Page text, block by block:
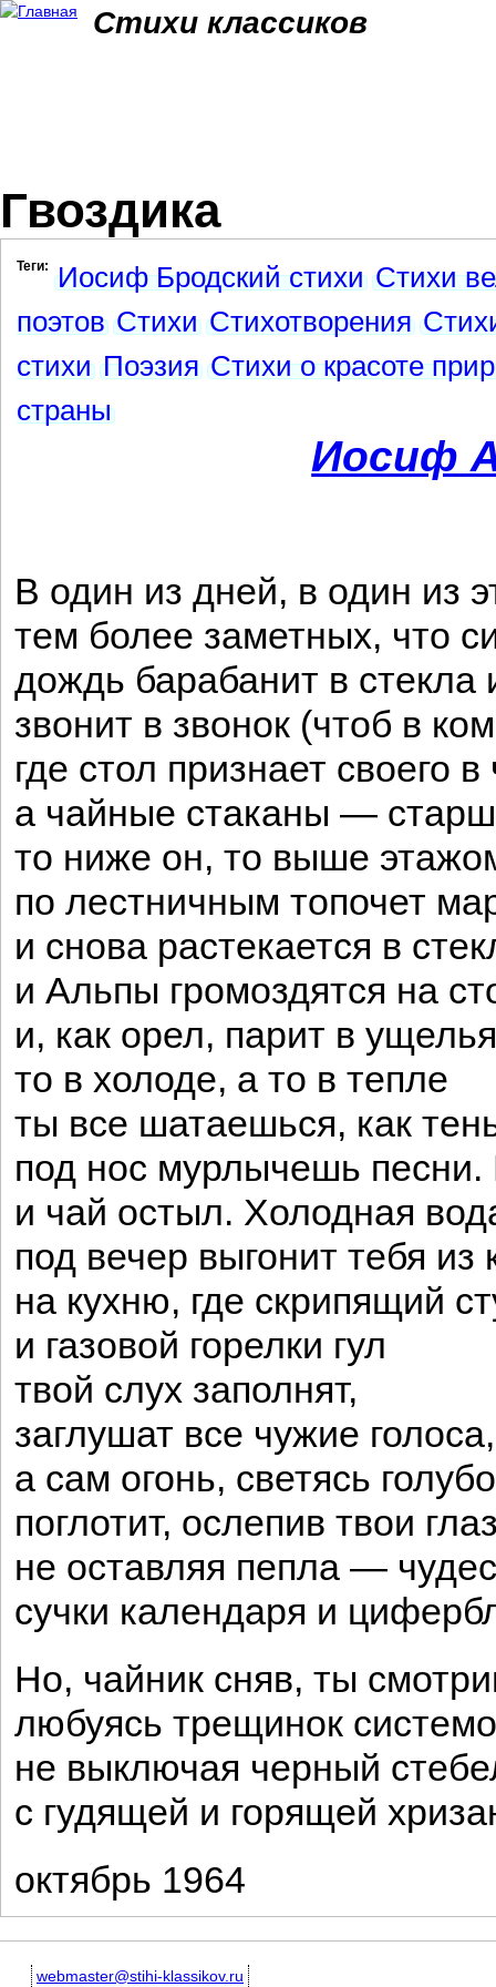
Стихи классиков
Гвоздика
Теги: Иосиф Бродский стихи Стихи
поэтов Стихи Стихотворения
стихи Поэзия Стихи о красоте
страны
Иосиф
В один из дней, в один из
тем более заметных, что
дождь барабанит в стекла
звонит в звонок (чтоб в
где стол признает своего
а чайные стаканы —
то ниже он, то выше
по лестничным топочет
и снова растекается в
и Альпы громоздятся на
и, как орел, парит в
то в холоде, а то в тепле
ты все шатаешься, как
под нос мурлычешь песни.
и чай остыл. Холодная
под вечер выгонит тебя из
на кухню, где скрипящий
и газовой горелки гул
твой слух заполнят,
заглушат все чужие голоса,
а сам огонь, светясь
поглотит, ослепив твои
не оставляя пепла —
сучки календаря и
Но, чайник сняв, ты
любуясь трещинок
не выключая черный
с гудящей и горящей
октябрь 1964
webmaster@stihi-klassikov.ru